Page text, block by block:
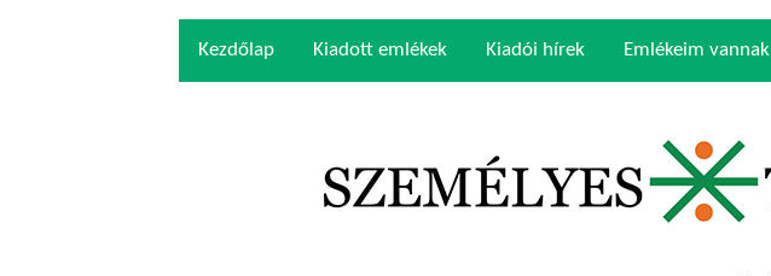
Kezdőlap Kiadott emlékek Kiadói hírek Emlékeim vannak